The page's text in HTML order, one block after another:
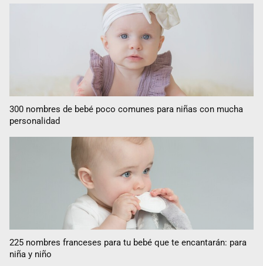
300 nombres de bebé poco comunes para niñas con mucha
personalidad
225 nombres franceses para tu bebé que te encantarán: para
niña y niño